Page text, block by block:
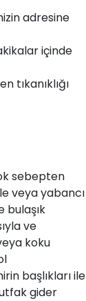
adresine
içinde
tıkanıklığı
sebepten
veya yabancı
bulaşık
ve
koku
başlıkları ile
gider